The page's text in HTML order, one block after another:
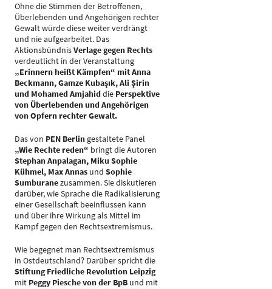
Ohne die Stimmen der Betroffenen,
Überlebenden und Angehörigen rechter
Gewalt würde diese weiter verdrängt
und nie aufgearbeitet. Das
AktionsbündnisVerlage gegen Rechts
verdeutlicht in der Veranstaltung
„Erinnern heißt Kämpfen“ mit Anna
Beckmann, Gamze Kubaşık, Ali Şirin
und Mohamed Amjahiddie Perspektive
von Überlebenden und Angehörigen
von Opfern rechter Gewalt.
Das von PEN Berlin gestaltete Panel
„Wie Rechte reden“ bringt die Autoren
Stephan Anpalagan, Miku Sophie
Kühmel, Max Annas und Sophie
Sumburanezusammen. Sie diskutieren
darüber, wie Sprache die Radikalisierung
einer Gesellschaft beeinflussen kann
und über ihre Wirkung als Mittel im
Kampf gegen den Rechtsextremismus.
Wie begegnet man Rechtsextremismus
in Ostdeutschland? Darüber spricht die
Stiftung Friedliche Revolution Leipzig
mit Peggy Piesche von der BpB und mit